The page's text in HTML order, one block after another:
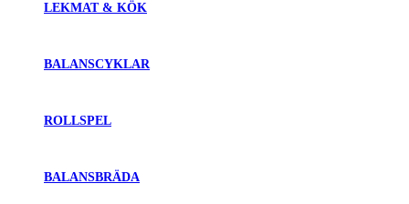
LEKMAT & KÖK
BALANSCYKLAR
ROLLSPEL
BALANSBRÄDA